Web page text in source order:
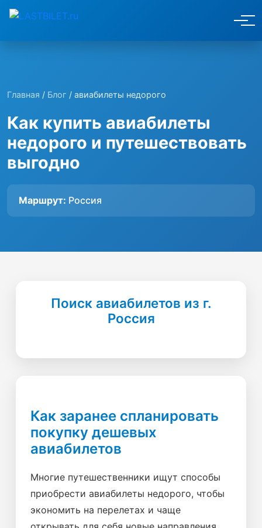
Главная / Блог / авиабилеты недорого
Как купить авиабилеты
недорого и путешествовать
выгодно
Маршрут: Россия
Поиск авиабилетов из г.
Россия
Как заранее спланировать
покупку дешевых
авиабилетов
Многие путешественники ищут способы
приобрести авиабилеты недорого, чтобы
экономить на перелетах и чаще